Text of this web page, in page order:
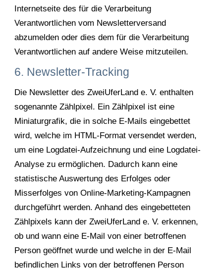
Internetseite des für die Verarbeitung
Verantwortlichen vom Newsletterversand
abzumelden oder dies dem für die Verarbeitung
Verantwortlichen auf andere Weise mitzuteilen.
6. Newsletter-Tracking
Die Newsletter des ZweiUferLand e. V. enthalten
sogenannte Zählpixel. Ein Zählpixel ist eine
Miniaturgrafik, die in solche E-Mails eingebettet
wird, welche im HTML-Format versendet werden,
um eine Logdatei-Aufzeichnung und eine Logdatei-
Analyse zu ermöglichen. Dadurch kann eine
statistische Auswertung des Erfolges oder
Misserfolges von Online-Marketing-Kampagnen
durchgeführt werden. Anhand des eingebetteten
Zählpixels kann der ZweiUferLand e. V. erkennen,
ob und wann eine E-Mail von einer betroffenen
Person geöffnet wurde und welche in der E-Mail
befindlichen Links von der betroffenen Person